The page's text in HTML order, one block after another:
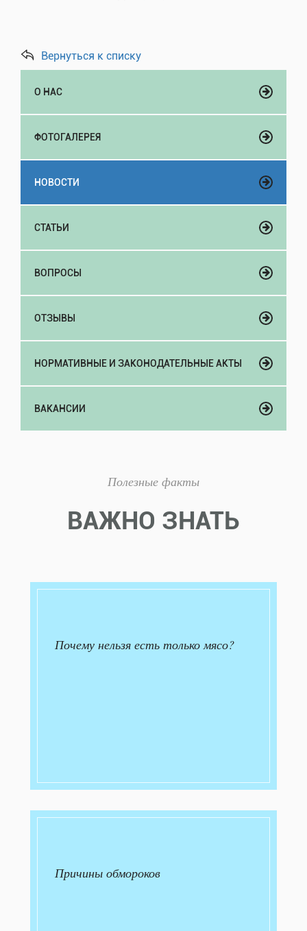
Вернуться к списку
О НАС
ФОТОГАЛЕРЕЯ
НОВОСТИ
СТАТЬИ
ВОПРОСЫ
ОТЗЫВЫ
НОРМАТИВНЫЕ И ЗАКОНОДАТЕЛЬНЫЕ АКТЫ
ВАКАНСИИ
Полезные факты
ВАЖНО ЗНАТЬ
Почему нельзя есть только мясо?
Причины обмороков